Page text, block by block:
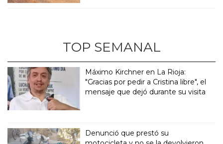
TOP SEMANAL
Máximo Kirchner en La Rioja:
"Gracias por pedir a Cristina libre", el
mensaje que dejó durante su visita
Denunció que prestó su